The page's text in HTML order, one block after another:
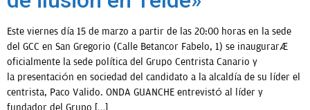
Este viernes día 15 de marzo a partir de las 20:00 horas en la sede
del GCC en San Gregorio (Calle Betancor Fabelo, 1) se inaugurará
oficialmente la sede política del Grupo Centrista Canario y
la presentación en sociedad del candidato a la alcaldía de su líder el
centrista, Paco Valido. ONDA GUANCHE entrevistó al líder y